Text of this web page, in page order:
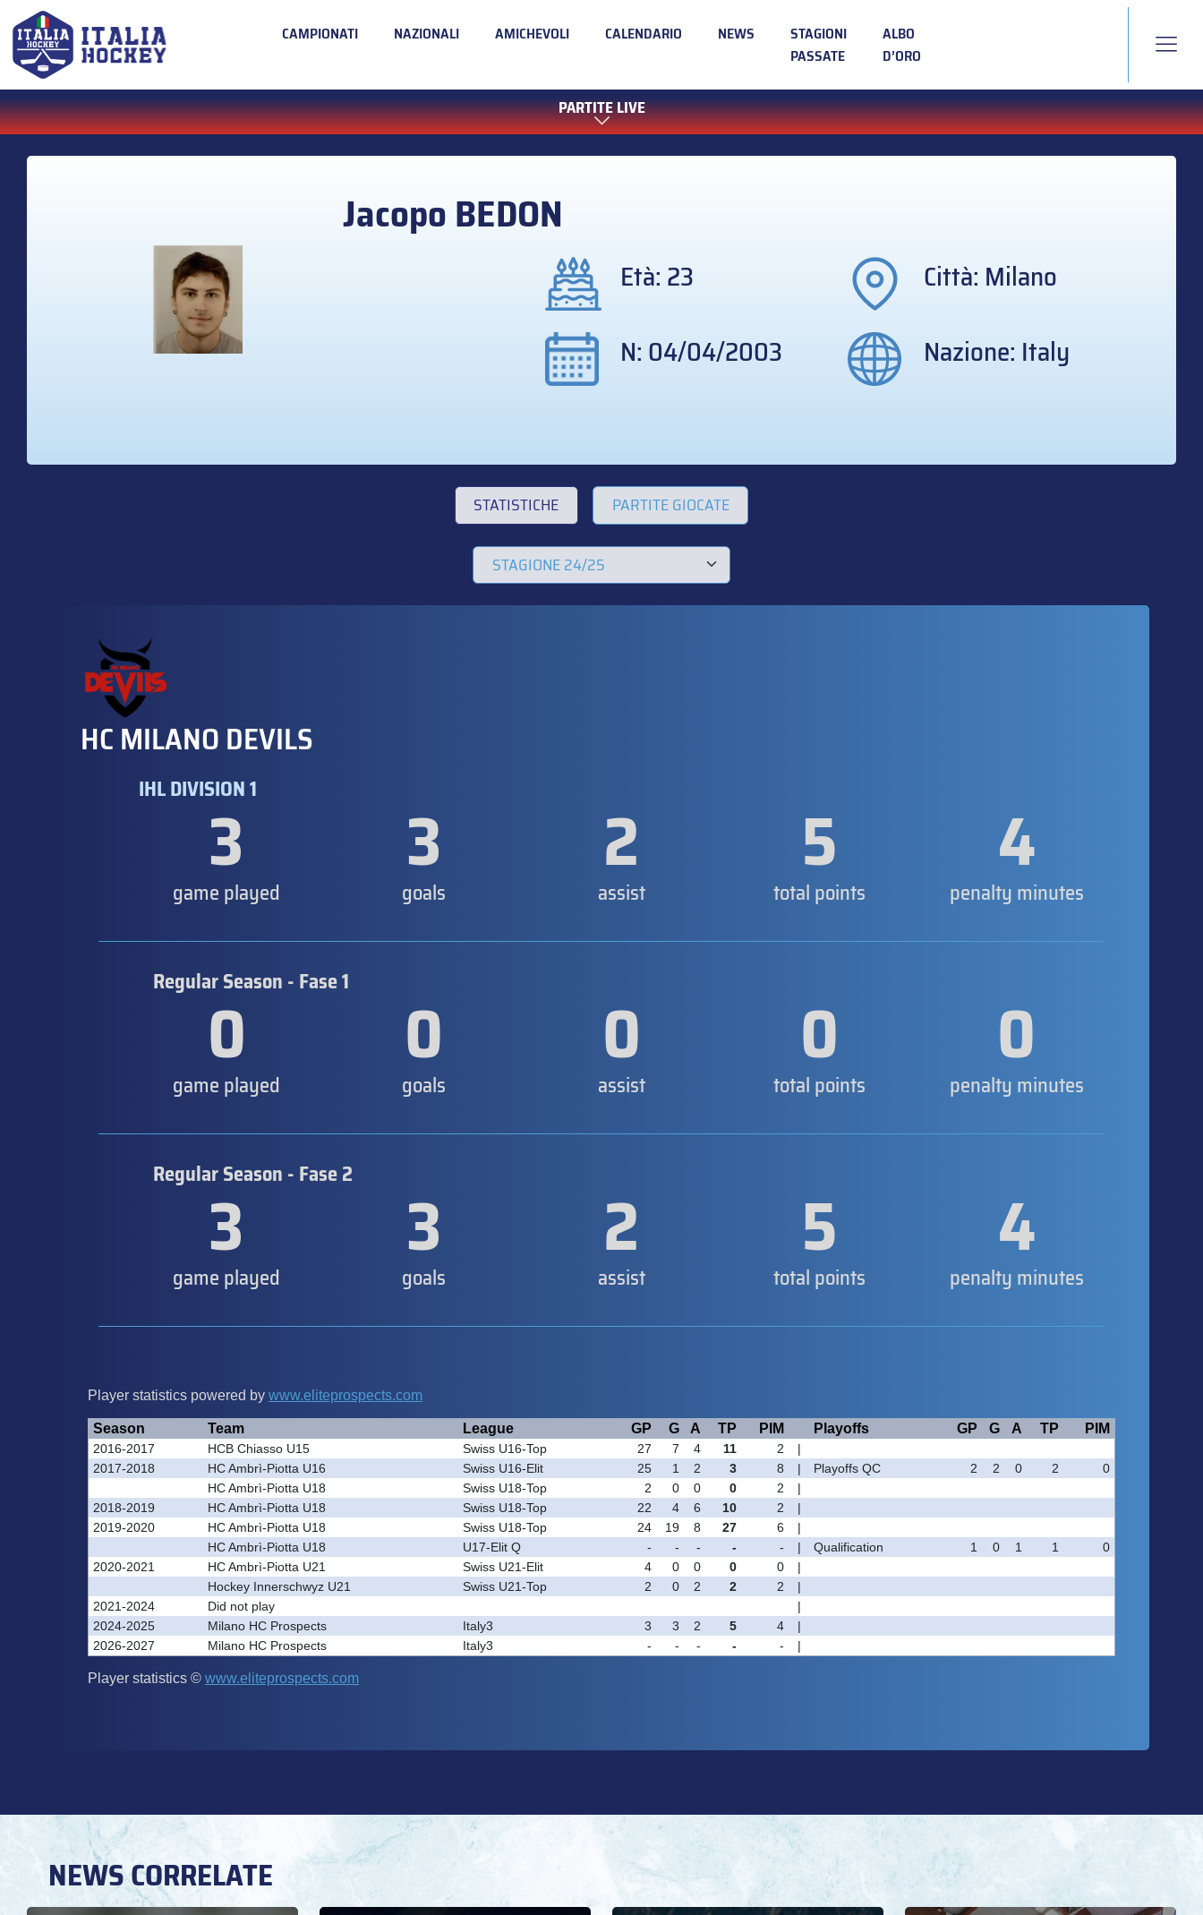
CAMPIONATI NAZIONALI AMICHEVOLI CALENDARIO NEWS
STAGIONI
PASSATE
ALBO
D’ORO
PARTITE LIVE
JacopoBEDON
Età: 23
Città: Milano
N: 04/04/2003
Nazione: Italy
STATISTICHE PARTITE GIOCATE
HC MILANO DEVILS
IHL DIVISION 1
3
game played 3
goals 2
assist 5
total points 4
penalty minutes
Regular Season - Fase 1
0
game played 0
goals 0
assist 0
total points 0
penalty minutes
Regular Season - Fase 2
3
game played 3
goals 2
assist 5
total points 4
penalty minutes
NEWS CORRELATE